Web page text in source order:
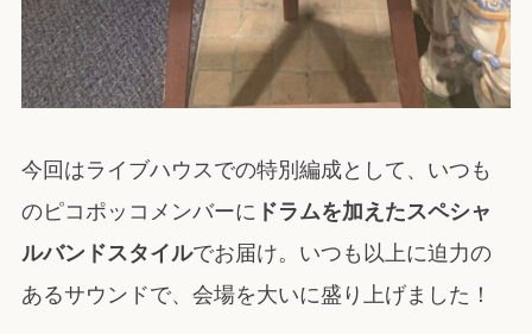
今回はライブハウスでの特別編成として、いつも
のピコポッコメンバーに ドラムを加えたスペシャ
ルバンドスタイルでお届け。いつも以上に迫力の
あるサウンドで、会場を大いに盛り上げました！